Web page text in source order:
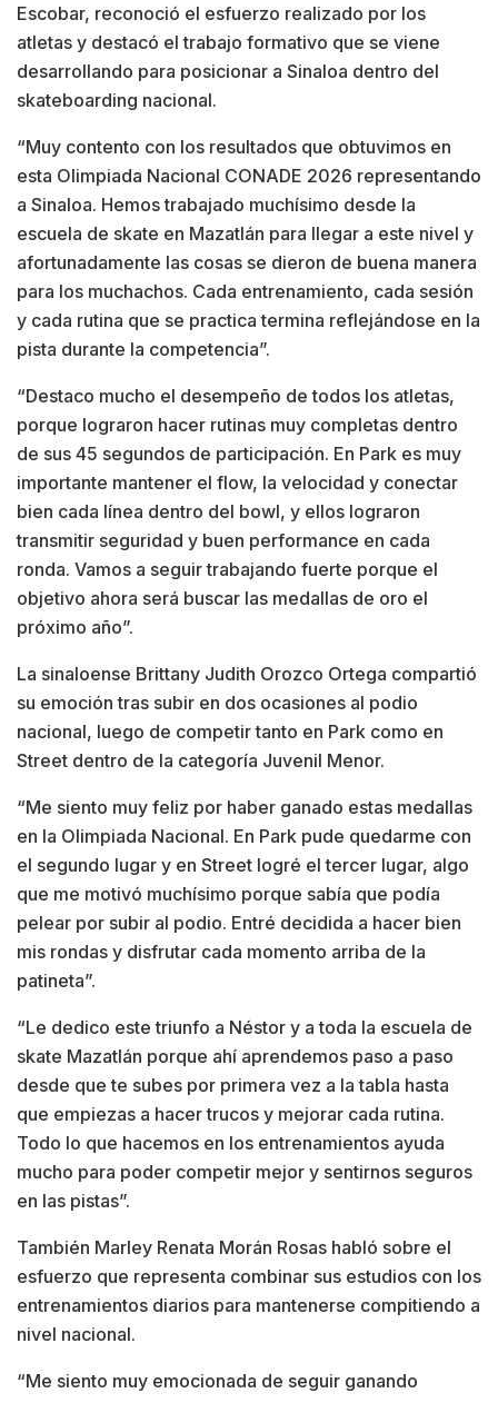
Escobar, reconoció el esfuerzo realizado por los
atletas y destacó el trabajo formativo que se viene
desarrollando para posicionar a Sinaloa dentro del
skateboarding nacional.
“Muy contento con los resultados que obtuvimos en
esta Olimpiada Nacional CONADE 2026 representando
a Sinaloa. Hemos trabajado muchísimo desde la
escuela de skate en Mazatlán para llegar a este nivel y
afortunadamente las cosas se dieron de buena manera
para los muchachos. Cada entrenamiento, cada sesión
y cada rutina que se practica termina reflejándose en la
pista durante la competencia”.
“Destaco mucho el desempeño de todos los atletas,
porque lograron hacer rutinas muy completas dentro
de sus 45 segundos de participación. En Park es muy
importante mantener el flow, la velocidad y conectar
bien cada línea dentro del bowl, y ellos lograron
transmitir seguridad y buen performance en cada
ronda. Vamos a seguir trabajando fuerte porque el
objetivo ahora será buscar las medallas de oro el
próximo año”.
La sinaloense Brittany Judith Orozco Ortega compartió
su emoción tras subir en dos ocasiones al podio
nacional, luego de competir tanto en Park como en
Street dentro de la categoría Juvenil Menor.
“Me siento muy feliz por haber ganado estas medallas
en la Olimpiada Nacional. En Park pude quedarme con
el segundo lugar y en Street logré el tercer lugar, algo
que me motivó muchísimo porque sabía que podía
pelear por subir al podio. Entré decidida a hacer bien
mis rondas y disfrutar cada momento arriba de la
patineta”.
“Le dedico este triunfo a Néstor y a toda la escuela de
skate Mazatlán porque ahí aprendemos paso a paso
desde que te subes por primera vez a la tabla hasta
que empiezas a hacer trucos y mejorar cada rutina.
Todo lo que hacemos en los entrenamientos ayuda
mucho para poder competir mejor y sentirnos seguros
en las pistas”.
También Marley Renata Morán Rosas habló sobre el
esfuerzo que representa combinar sus estudios con los
entrenamientos diarios para mantenerse compitiendo a
nivel nacional.
“Me siento muy emocionada de seguir ganando